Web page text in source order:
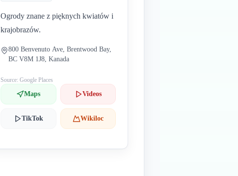
Ogrody znane z pięknych kwiatów i
krajobrazów.
800 Benvenuto Ave, Brentwood Bay,
BC V8M 1J8, Kanada
Source: Google Places
Maps Videos
TikTok Wikiloc